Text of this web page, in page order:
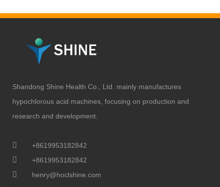
Shandong Shine Health Co., Ltd. mainly manufactures
hypochlorous acid machines, focusing on production and
research and development.
+8619953182842
+8619953182842
henry@hoclshine.com